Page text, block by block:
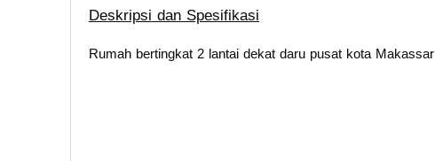
Deskripsi dan Spesifikasi
Rumah bertingkat 2 lantai dekat daru pusat kota Makassar